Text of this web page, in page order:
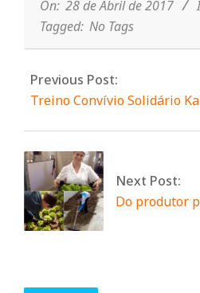
28
On: 28 de Abril de 2017
Tagged: No Tags
Previous Post:
Treino Convívio Solidário
Next Post:
Do produtor